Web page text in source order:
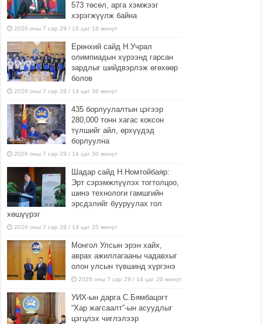
573 төсөл, арга хэмжээг
хэрэгжүүлж байна
2026 оны 7 сар 29 / 16 цаг 18 минут
Ерөнхий сайд Н.Учрал
олимпиадын хүрээнд гарсан
зардлыг шийдвэрлэж өгөхөөр
болов
2026 оны 7 сар 29 / 14 цаг 36 минут
435 борлуулалтын цэгээр
280,000 тонн хагас коксон
түлшийг айл, өрхүүдэд
борлуулна
2026 оны 7 сар 29 / 14 цаг 30 минут
Шадар сайд Н.Номтойбаяр:
Эрт сэрэмжлүүлэх тогтолцоо,
шинэ технологи гамшгийн
эрсдэлийг бууруулах гол
хөшүүрэг
2026 оны 7 сар 29 / 14 цаг 25 минут
Монгол Улсын эрэн хайх,
аврах ажиллагааны чадавхыг
олон улсын түвшинд хүргэнэ
2026 оны 7 сар 29 / 14 цаг 20 минут
УИХ-ын дарга С.Бямбацогт
“Хар жагсаалт”-ын асуудлыг
цэгцлэх чиглэлээр